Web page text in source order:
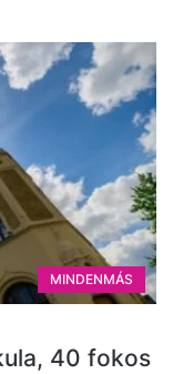
MINDENMÁS
40 fokos